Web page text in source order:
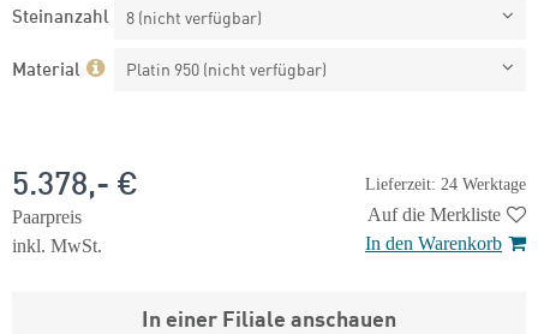
Steinanzahl 8 (nicht verfügbar)
Material Platin 950 (nicht verfügbar)
Lieferzeit: 24 Werktage
5.378,- €
Paarpreis
inkl. MwSt.
Auf die Merkliste
In den Warenkorb
In einer Filiale anschauen